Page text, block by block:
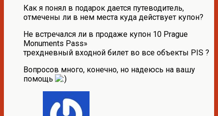
Как я понял в подарок дается путеводитель,
отмечены ли в нем места куда действует купон?
Не встречался ли в продаже купон 10 Prague
Monuments Pass»
трехдневный входной билет во все объекты PIS ?
Вопросов много, конечно, но надеюсь на вашу
помощь